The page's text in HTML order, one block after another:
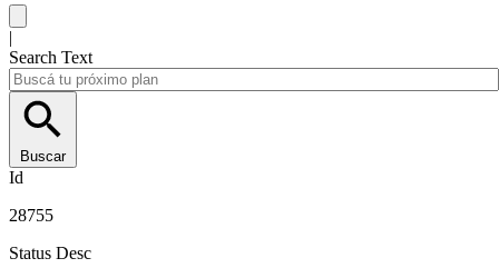
|
Search Text
Buscar
Id
28755
Status Desc